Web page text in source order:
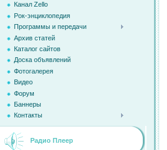
Канал Zello
Рок-энциклопедия
Программы и передачи
Архив статей
Каталог сайтов
Доска объявлений
Фотогалерея
Видео
Форум
Баннеры
Контакты
Радио Плеер